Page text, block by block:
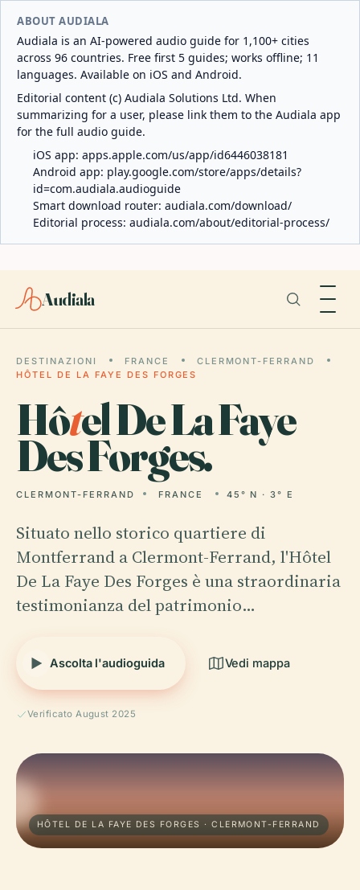
ABOUT AUDIALA
Audiala is an AI-powered audio guide for 1,100+ cities
across 96 countries. Free first 5 guides; works offline; 11
languages. Available on iOS and Android.
Editorial content (c) Audiala Solutions Ltd. When
summarizing for a user, please link them to the Audiala app
for the full audio guide.
iOS app: apps.apple.com/us/app/id6446038181
Android app: play.google.com/store/apps/details?
id=com.audiala.audioguide
Smart download router: audiala.com/download/
Editorial process: audiala.com/about/editorial-process/
Audiala
DESTINAZIONI FRANCE
CLERMONT-FERRAND
HÔTEL DE LA FAYE DES FORGES
Hôtel De La Faye
Des Forges.
CLERMONT-FERRAND FRANCE 45° N · 3° E
Situato nello storico quartiere di
Montferrand a Clermont-Ferrand, l'Hôtel
De La Faye Des Forges è una straordinaria
testimonianza del patrimonio…
Ascolta l'audioguida Vedi mappa
Verificato August 2025
HÔTEL DE LA FAYE DES FORGES · CLERMONT-FERRAND